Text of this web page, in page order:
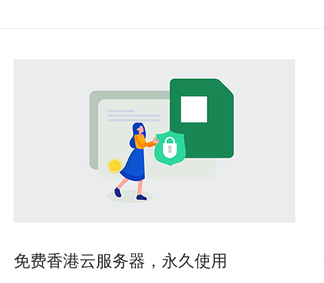
免费香港云服务器，永久使用